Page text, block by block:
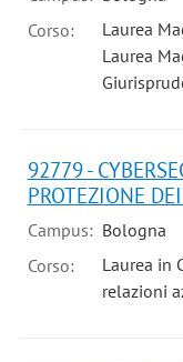
Corso:
Laurea
Laurea
92779 -
PROTEZIONE
Campus: Bologna
Corso:
Laurea in
relazioni